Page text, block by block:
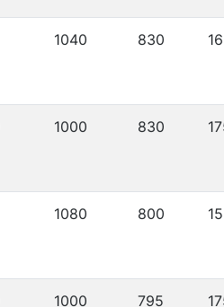
1040 830
1000 830
1080 800
1000 795